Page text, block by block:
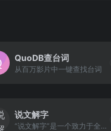
QuoDB查台词
从百万影片中一键查找台词
说文解字
“说文解字”是一个致力于全文检索中国语言学和文字学的平台，用户可以根据拼音、部首、部件化学基查找想知道的文字。《说文解字》书名许慎这样解释道。然后，形式的声音，就意味着那是语言。文者，物象之本;字者，言孳乳而浸多也。」